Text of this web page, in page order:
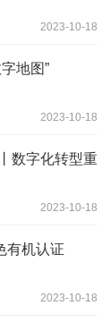
2023-10-18
地图”
2023-10-18
数字化转型重
2023-10-18
有机认证
2023-10-18